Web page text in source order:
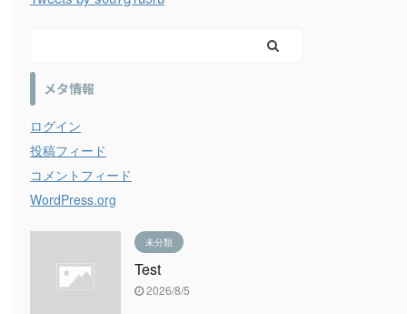
メタ情報
ログイン
投稿フィード
コメントフィード
WordPress.org
未分類
Test
2026/8/5